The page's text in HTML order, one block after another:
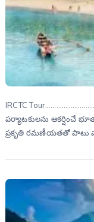
IRCTC
పర్యాటకులను ఆకర్షించే
ప్రకృతి రమణీయతతో పాటు